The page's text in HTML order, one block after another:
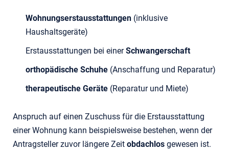
Wohnungserstausstattungen (inklusive
Haushaltsgeräte)
Erstausstattungen bei einerSchwangerschaft
orthopädische Schuhe (Anschaffung und Reparatur)
therapeutische Geräte (Reparatur und Miete)
Anspruch auf einen Zuschuss für die Erstausstattung
einer Wohnung kann beispielsweise bestehen, wenn der
Antragsteller zuvor längere Zeit obdachlos gewesen ist.